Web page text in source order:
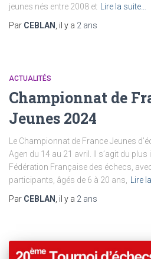
jeunes nés entre 2008 et
Lire la suite…
Par CEBLAN , il y a 2 ans
ACTUALITÉS
Championnat de
Jeunes 2024
Le Championnat de France Jeunes
Agen du 14 au 21 avril. Il s’agit du
Fédération Française des échecs,
participants, âgés de 6 à 20 ans,
Lire
Par CEBLAN , il y a 2 ans